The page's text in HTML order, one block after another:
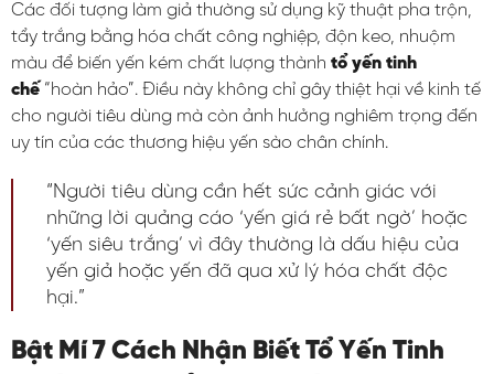
Các đối tượng làm giả thường sử dụng kỹ thuật pha trộn,
tẩy trắng bằng hóa chất công nghiệp, độn keo, nhuộm
màu để biến yến kém chất lượng thành tổ yến tinh
chế “hoàn hảo”. Điều này không chỉ gây thiệt hại về kinh tế
cho người tiêu dùng mà còn ảnh hưởng nghiêm trọng đến
uy tín của các thương hiệu yến sào chân chính.
“Người tiêu dùng cần hết sức cảnh giác với
những lời quảng cáo ‘yến giá rẻ bất ngờ’ hoặc
‘yến siêu trắng’ vì đây thường là dấu hiệu của
yến giả hoặc yến đã qua xử lý hóa chất độc
hại.”
Bật Mí 7 Cách Nhận Biết Tổ Yến Tinh